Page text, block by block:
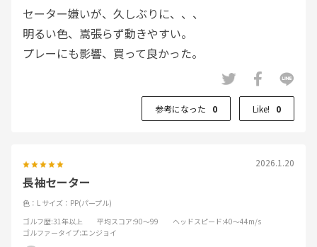
セーター嫌いが、久しぶりに、、、
明るい色、嵩張らず動きやすい。
プレーにも影響、買って良かった。
参考になった 0 Like! 0
2026.1.20
長袖セーター
色：L サイズ：PP(パープル)
ゴルフ歴:31年以上 平均スコア:90～99 ヘッドスピード:40～44m/s
ゴルファータイプ:エンジョイ